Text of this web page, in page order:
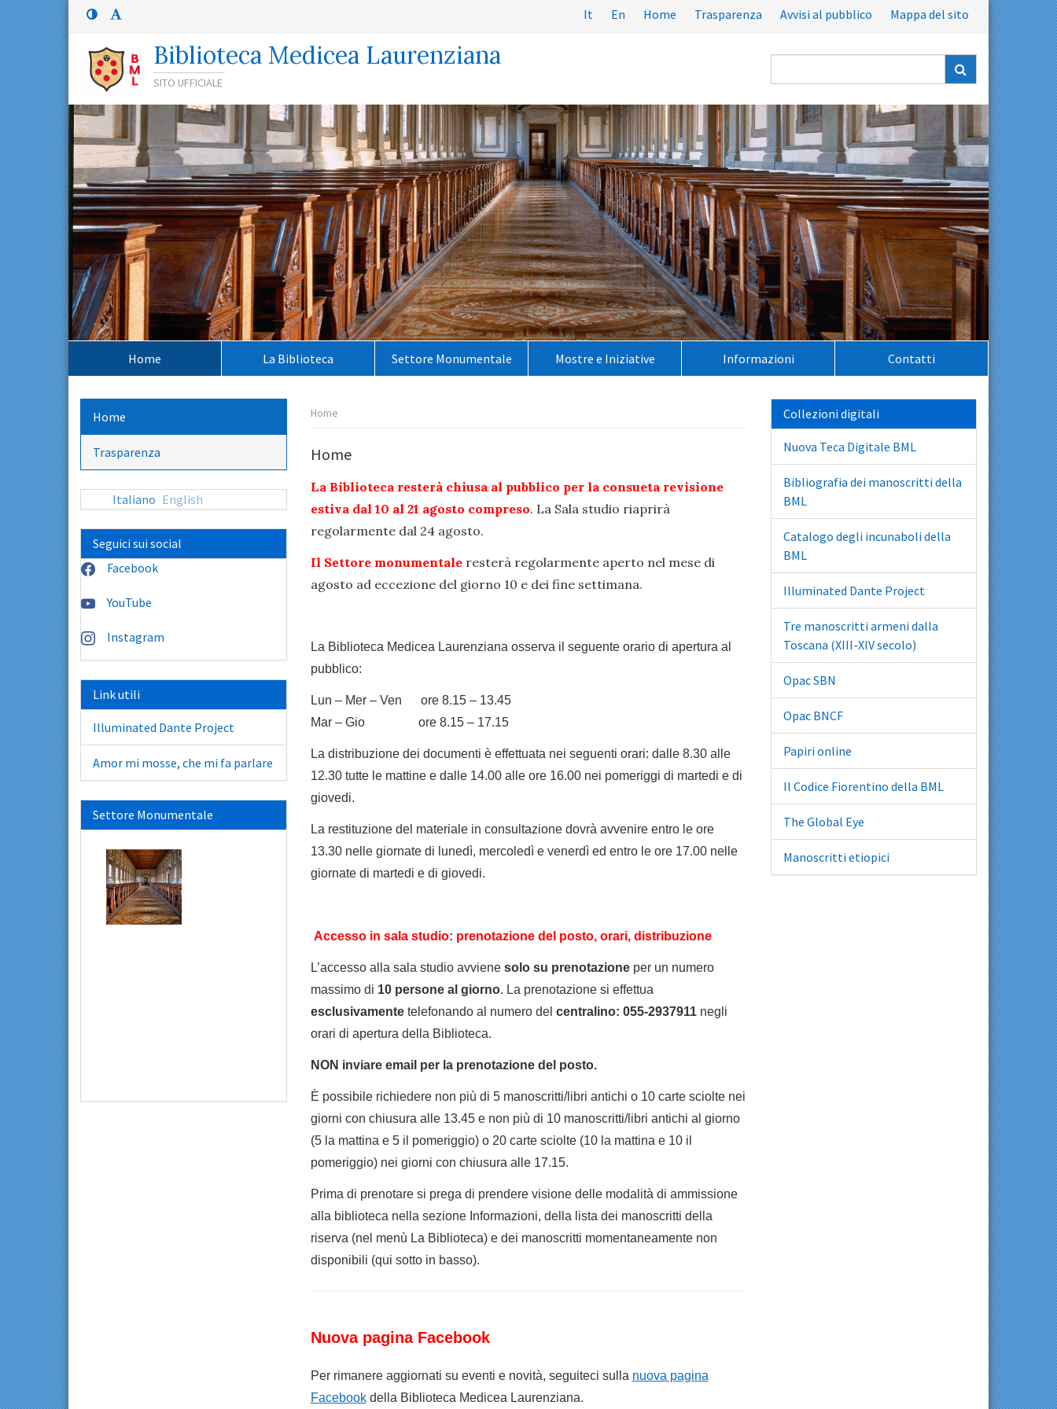
Menù
principale
Menù
superiore
Percorso
di
navigazione
Contenuto
principale
Menù
contestuale
Navigazione
secondaria
Menù
inferiore
It En Home Trasparenza Avvisi al pubblico Mappa del sito
Biblioteca Medicea Laurenziana
SITO UFFICIALE
nel
sito:
Menù
principale:
Home La Biblioteca Settore Monumentale Mostre e Iniziative Informazioni Contatti
Percorso
Home
Home
La Biblioteca resterà chiusa al pubblico per la consueta revisione
estiva dal 10 al 21 agosto compreso. La Sala studio riaprirà
regolarmente dal 24 agosto.
Il Settore monumentaleresterà regolarmente aperto nel mese di
agosto ad eccezione del giorno 10 e dei fine settimana.
La Biblioteca Medicea Laurenziana osserva il seguente orario di apertura al
pubblico:
Lun – Mer – Ven ore 8.15 – 13.45
Mar – Gio ore 8.15 – 17.15
La distribuzione dei documenti è effettuata nei seguenti orari: dalle 8.30 alle
12.30 tutte le mattine e dalle 14.00 alle ore 16.00 nei pomeriggi di martedi e di
giovedi.
La restituzione del materiale in consultazione dovrà avvenire entro le ore
13.30 nelle giornate di lunedì, mercoledì e venerdì ed entro le ore 17.00 nelle
giornate di martedi e di giovedi.
Accesso in sala studio: prenotazione del posto, orari, distribuzione
L’accesso alla sala studio avviene solo su prenotazione per un numero
massimo di 10 persone al giorno. La prenotazione si effettua
esclusivamentetelefonando al numero del centralino: 055-2937911negli
orari di apertura della Biblioteca.
NON inviare email per la prenotazione del posto.
È possibile richiedere non più di 5 manoscritti/libri antichi o 10 carte sciolte nei
giorni con chiusura alle 13.45 e non più di 10 manoscritti/libri antichi al giorno
(5 la mattina e 5 il pomeriggio) o 20 carte sciolte (10 la mattina e 10 il
pomeriggio) nei giorni con chiusura alle 17.15.
Prima di prenotare si prega di prendere visione delle modalità di ammissione
alla biblioteca nella sezione Informazioni, della lista dei manoscritti della
riserva (nel menù La Biblioteca) e dei manoscritti momentaneamente non
disponibili (qui sotto in basso).
Nuova pagina Facebook
Per rimanere aggiornati su eventi e novità, seguiteci sulla nuova pagina
Facebookdella Biblioteca Medicea Laurenziana.
Home
Trasparenza
Italiano English
Seguici sui social
Facebook
YouTube
Instagram
Link utili
Illuminated Dante Project
Amor mi mosse, che mi fa parlare
Settore Monumentale
Collezioni digitali
Nuova Teca Digitale BML
Bibliografia dei manoscritti della
BML
Catalogo degli incunaboli della
BML
Illuminated Dante Project
Tre manoscritti armeni dalla
Toscana (XIII-XIV secolo)
Opac SBN
Opac BNCF
Papiri online
Il Codice Fiorentino della BML
The Global Eye
Manoscritti etiopici